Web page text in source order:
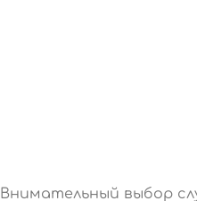
Внимательный выбор